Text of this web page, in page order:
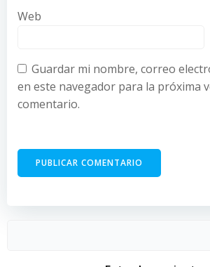
Web
Guardar mi nombre, correo
en este navegador para la próxima
comentario.